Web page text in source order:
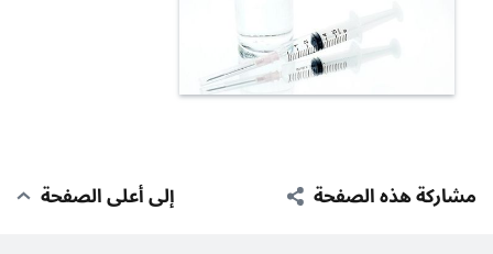
مشاركة هذه الصفحة إلى أعلى الصفحة